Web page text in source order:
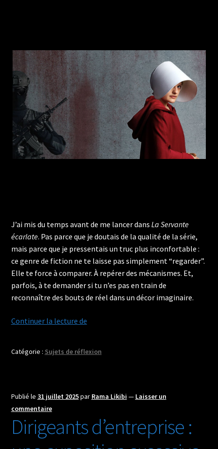
J’ai mis du temps avant de me lancer dans La Servante
écarlate. Pas parce que je doutais de la qualité de la série,
mais parce que je pressentais un truc plus inconfortable :
ce genre de fiction ne te laisse pas simplement “regarder”.
Elle te force à comparer. À repérer des mécanismes. Et,
parfois, à te demander si tu n’es pas en train de
reconnaître des bouts de réel dans un décor imaginaire.
Continuer la lecture deLa
:
dystopie
trop
au
présent
Catégorie : Sujets de réflexion
Publié le 31 juillet 2025par Rama Likibi — Laisser un
commentaire
Dirigeants d’entreprise :